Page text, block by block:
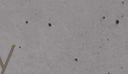
室・美容院【Creww KYOTO (クルー)】【cozy creww(コージークルー)】 京都市 ヘアサロン​